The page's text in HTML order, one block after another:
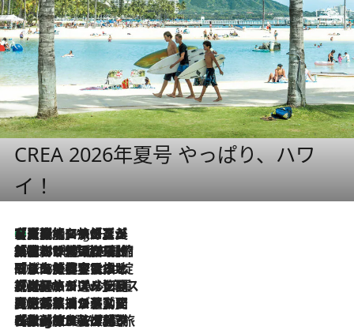
CREA 2026年夏号 やっぱり、ハワ
イ！
1 Hour Ago
【厳選旅コスメ】「多機能アイテムがメイン！」旅好き美容エディターが選んだ夏旅ベストコスメを発表【Mサイズジップ】
2026.8.6
「荷物が増えるほど旅ストレスは増す」美容ジャーナリストがたどり着いた最終結論。“化粧品を劇的に減らす”感動の凝縮美容とは
2026.8.6
「旅先には金髪ウィッグを持参」日本と同じメイクでは損してる!? 美容ジャーナリストが提案する“掟破りの旅美容”とは
2026.8.6
【厳選旅コスメ】「身軽さ＆UV対策重視！」ヘアアーティストshucoが選んだ夏旅ベストコスメを発表【Mサイズジップ】
2026.8.5
【厳選旅コスメ】国内をあちこち移動する河井菜摘が選んだ夏旅ベストコスメ発表！「リラックスアイテムはマスト」【Mサイズジップ】
2026.8.4
【厳選旅コスメ】「紫外線＆乾燥対策しながらメイク感も！」ヘア＆メイクGeorgeが選んだ夏旅ベストコスメを発表！【Mサイズジップ】